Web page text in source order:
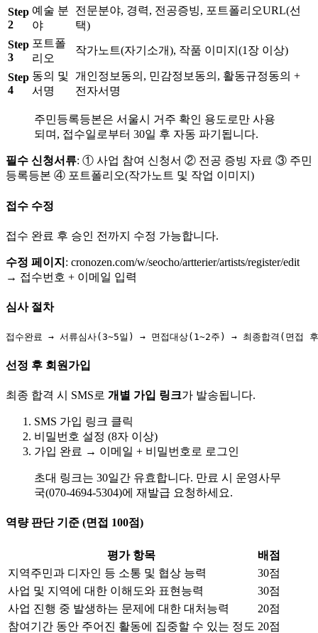
Step
2
예술 분
야
전문분야, 경력, 전공증빙, 포트폴리오URL(선
택)
Step
3
포트폴
리오
작가노트(자기소개), 작품 이미지(1장 이상)
Step
4
동의 및
서명
개인정보동의, 민감정보동의, 활동규정동의 +
전자서명
주민등록등본은 서울시 거주 확인 용도로만 사용
되며, 접수일로부터 30일 후 자동 파기됩니다.
필수 신청서류: ① 사업 참여 신청서 ② 전공 증빙 자료 ③ 주민
등록등본 ④ 포트폴리오(작가노트 및 작업 이미지)
접수 수정
접수 완료 후 승인 전까지 수정 가능합니다.
수정 페이지 : cronozen.com/w/seocho/artterier/artists/register/edit
→ 접수번호 + 이메일 입력
심사 절차
선정 후 회원가입
최종 합격 시 SMS로 개별 가입 링크가 발송됩니다.
SMS 가입 링크 클릭
비밀번호 설정 (8자 이상)
가입 완료 → 이메일 + 비밀번호로 로그인
초대 링크는 30일간 유효합니다. 만료 시 운영사무
국(070-4694-5304)에 재발급 요청하세요.
역량 판단 기준 (면접 100점)
평가 항목
배점
지역주민과 디자인 등 소통 및 협상 능력
30점
사업 및 지역에 대한 이해도와 표현능력
30점
사업 진행 중 발생하는 문제에 대한 대처능력
20점
참여기간 동안 주어진 활동에 집중할 수 있는 정도 20점